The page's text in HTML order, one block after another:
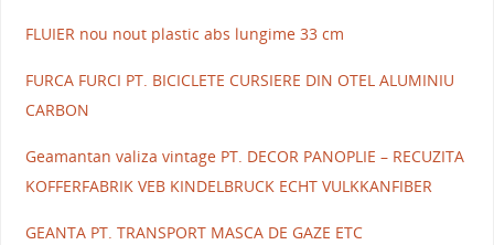
FLUIER nou nout plastic abs lungime 33 cm
FURCA FURCI PT. BICICLETE CURSIERE DIN OTEL ALUMINIU
CARBON
Geamantan valiza vintage PT. DECOR PANOPLIE – RECUZITA
KOFFERFABRIK VEB KINDELBRUCK ECHT VULKKANFIBER
GEANTA PT. TRANSPORT MASCA DE GAZE ETC